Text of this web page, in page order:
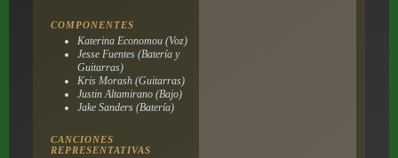
COMPONENTES
Katerina Economou (Voz)
Jesse Fuentes (Batería y
Guitarras)
Kris Morash (Guitarras)
Justin Altamirano (Bajo)
Jake Sanders (Batería)
CANCIONES
REPRESENTATIVAS